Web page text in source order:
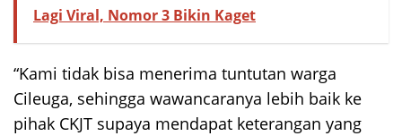
Lagi Viral, Nomor 3 Bikin Kaget
“Kami tidak bisa menerima tuntutan warga
Cileuga, sehingga wawancaranya lebih baik ke
pihak CKJT supaya mendapat keterangan yang